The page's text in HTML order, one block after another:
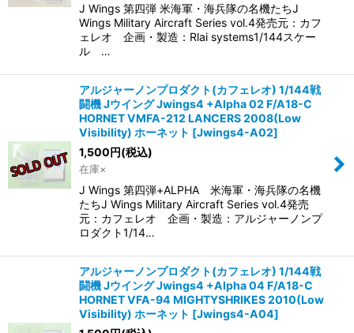
J Wings 第四弾 米海軍・海兵隊の名機たちJ
Wings Military Aircraft Series vol.4発売元：カフ
ェレオ 企画・製造：Rlai systems1/144スケー
ル …
アルジャーノンプロダクト(カフェレオ) 1/144戦
闘機 Jウイング Jwings4 +Alpha 02 F/A18-C
HORNET VMFA-212 LANCERS 2008(Low
Visibility) ホーネット [Jwings4-A02]
1,500円(税込)
在庫×
J Wings 第四弾+ALPHA 米海軍・海兵隊の名機
たちJ Wings Military Aircraft Series vol.4発売
元：カフェレオ 企画・製造：アルジャーノンプ
ロダクト1/14…
アルジャーノンプロダクト(カフェレオ) 1/144戦
闘機 Jウイング Jwings4 +Alpha 04 F/A18-C
HORNET VFA-94 MIGHTYSHRIKES 2010(Low
Visibility) ホーネット [Jwings4-A04]